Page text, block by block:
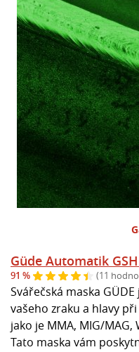
Güde Automatik
91 % (11
Svářečská maska
vašeho zraku a hlavy
jako je MMA, MIG/MAG,
Tato maska vám